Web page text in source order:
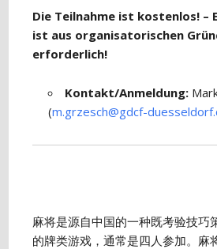
Die Teilnahme ist kostenlos! –
ist aus organisatorischen
erforderlich!
Kontakt/Anmeldung:
(m.grzesch@gdcf-
麻将是源自中国的一种既考验技巧
的牌类游戏，通常是四人参加。麻